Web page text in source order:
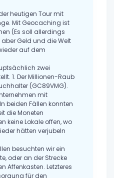
heutigen Tour mit
Mit Geocaching ist
(Es soll allerdings
Geld und die Welt
auf dem
zwei
1. Der Millionen-Raub
(GC89VMG).
mit
beiden Fällen konnten
die Moneten
keine Lokale offen, wo
hätten verjubeln
besuchten wir ein
oder an der Strecke
Affenkasten. Letzteres
für den